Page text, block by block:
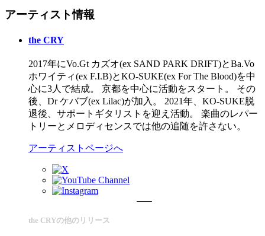
アーティスト情報
the CRY
2017年にVo.Gt カズオ(ex SAND PARK DRIFT)とBa.Vo
ホワイティ(ex F.I.B)とKO-SUKE(ex For The Blood)を中
心に3人で結成。 京都を中心に活動をスタート。 その
後、Dr ケバブ(ex Lilac)が加入。 2021年、KO-SUKE脱
退後、サポートギタリストを迎え活動。 楽曲のレパー
トリーとメロディセンスでは他の追随を許さない。
アーティストページへ
the CRYの他のリリース